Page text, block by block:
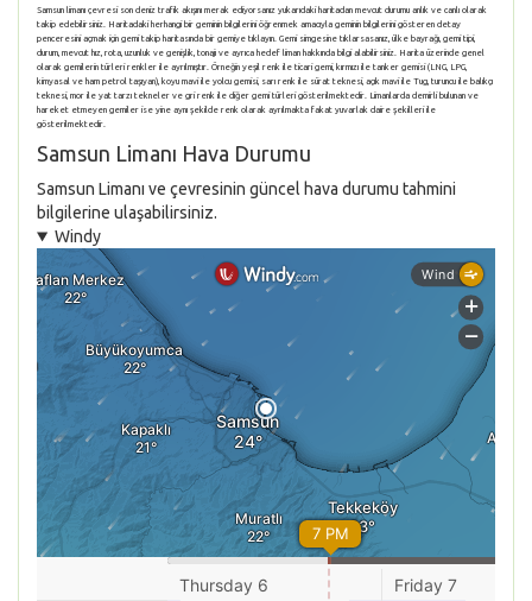
Samsun limanı çevresi son deniz trafik akışını merak ediyorsanız yukarıdaki haritadan mevcut durumu anlık ve canlı olarak
takip edebilirsiniz. Haritadaki herhangi bir geminin bilgilerini öğrenmek amacıyla geminin bilgilerini gösteren detay
penceresini açmak için gemi takip haritasında bir gemiye tıklayın. Gemi simgesine tıklarsasanız, ülke bayrağı, gemi tipi,
durum, mevcut hız, rota, uzunluk ve genişlik, tonajı ve ayrıca hedef liman hakkında bilgi alabilirsiniz. Harita üzerinde genel
olarak gemilerin türleri renkler ile ayrılmıştır. Örneğin yeşil renk ile ticari gemi, kırmızı ile tanker gemisi (LNG, LPG,
kimyasal ve ham petrol taşıyan), koyu mavi ile yolcu gemisi, sarı renk ile sürat teknesi, açık mavi ile Tug, turuncu ile balıkçı
teknesi, mor ile yat tarzı tekneler ve gri renk ile diğer gemi türleri gösterilmektedir. Limanlarda demirli bulunan ve
hareket etmeyen gemiler ise yine aynı şekilde renk olarak ayrılmakta fakat yuvarlak daire şekilleri ile
gösterilmektedir.
Samsun Limanı Hava Durumu
Samsun Limanı ve çevresinin güncel hava durumu tahmini
bilgilerine ulaşabilirsiniz.
Windy